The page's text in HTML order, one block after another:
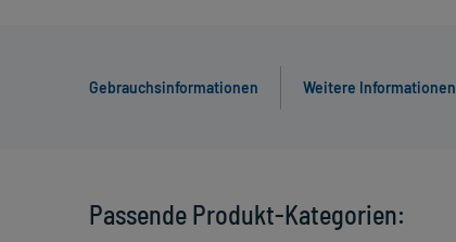
Gebrauchsinformationen Weitere Informationen
Passende Produkt-Kategorien: